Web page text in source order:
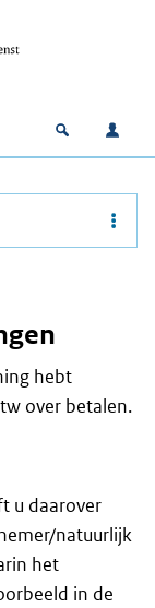
Open
hebt
over betalen.
u daarover
natuurlijk
het
in de